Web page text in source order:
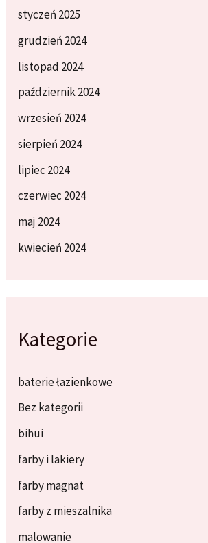
styczeń 2025
grudzień 2024
listopad 2024
październik 2024
wrzesień 2024
sierpień 2024
lipiec 2024
czerwiec 2024
maj 2024
kwiecień 2024
Kategorie
baterie łazienkowe
Bez kategorii
bihui
farby i lakiery
farby magnat
farby z mieszalnika
malowanie